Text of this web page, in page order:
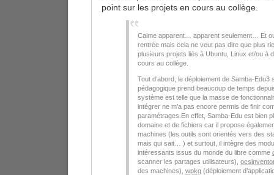
point sur les projets en cours au collège.
Calme apparent… apparent seulement… Et
rentrée mais cela ne veut pas dire que plus
plusieurs projets liés à Ubuntu, Linux et/ou à
cours au collège.
Tout d’abord, le déploiement de Samba-
pédagogique prend beaucoup de temps
système est telle que la masse de
intégrer ne m’a pas encore permis de finir
paramétrages.En effet, Samba-Edu est bien
domaine et de fichiers car il propose
machines (les outils sont orientés vers des
mais qui sait… ) et surtout, il intègre des
intéressants issus du monde du libre comme
scanner les partages utilisateurs),
des machines), wpkg (déploiement